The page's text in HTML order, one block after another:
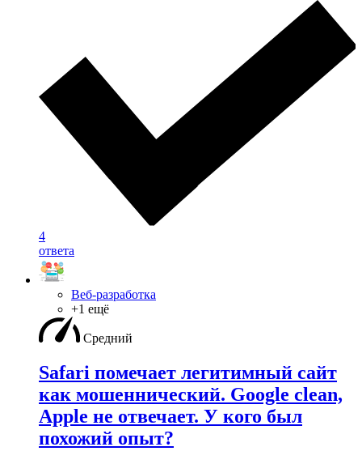
4
ответа
Веб-разработка
+1 ещё
Средний
Safari помечает легитимный сайт
как мошеннический. Google clean,
Apple не отвечает. У кого был
похожий опыт?